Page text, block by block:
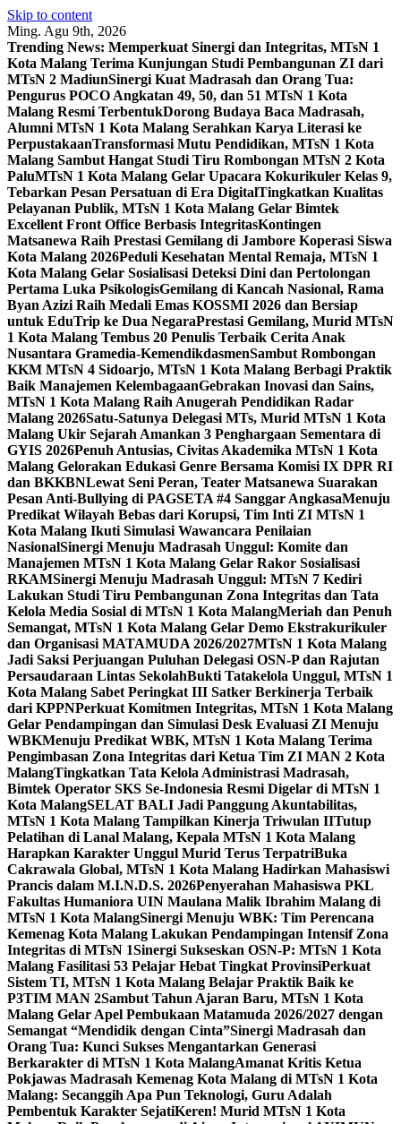
Skip to content
Ming. Agu 9th, 2026
Trending News: Memperkuat Sinergi dan Integritas, MTsN 1
Kota Malang Terima Kunjungan Studi Pembangunan ZI dari
MTsN 2 MadiunSinergi Kuat Madrasah dan Orang Tua:
Pengurus POCO Angkatan 49, 50, dan 51 MTsN 1 Kota
Malang Resmi TerbentukDorong Budaya Baca Madrasah,
Alumni MTsN 1 Kota Malang Serahkan Karya Literasi ke
PerpustakaanTransformasi Mutu Pendidikan, MTsN 1 Kota
Malang Sambut Hangat Studi Tiru Rombongan MTsN 2 Kota
PaluMTsN 1 Kota Malang Gelar Upacara Kokurikuler Kelas 9,
Tebarkan Pesan Persatuan di Era DigitalTingkatkan Kualitas
Pelayanan Publik, MTsN 1 Kota Malang Gelar Bimtek
Excellent Front Office Berbasis IntegritasKontingen
Matsanewa Raih Prestasi Gemilang di Jambore Koperasi Siswa
Kota Malang 2026Peduli Kesehatan Mental Remaja, MTsN 1
Kota Malang Gelar Sosialisasi Deteksi Dini dan Pertolongan
Pertama Luka PsikologisGemilang di Kancah Nasional, Rama
Byan Azizi Raih Medali Emas KOSSMI 2026 dan Bersiap
untuk EduTrip ke Dua NegaraPrestasi Gemilang, Murid MTsN
1 Kota Malang Tembus 20 Penulis Terbaik Cerita Anak
Nusantara Gramedia-KemendikdasmenSambut Rombongan
KKM MTsN 4 Sidoarjo, MTsN 1 Kota Malang Berbagi Praktik
Baik Manajemen KelembagaanGebrakan Inovasi dan Sains,
MTsN 1 Kota Malang Raih Anugerah Pendidikan Radar
Malang 2026Satu-Satunya Delegasi MTs, Murid MTsN 1 Kota
Malang Ukir Sejarah Amankan 3 Penghargaan Sementara di
GYIS 2026Penuh Antusias, Civitas Akademika MTsN 1 Kota
Malang Gelorakan Edukasi Genre Bersama Komisi IX DPR RI
dan BKKBNLewat Seni Peran, Teater Matsanewa Suarakan
Pesan Anti-Bullying di PAGSETA #4 Sanggar AngkasaMenuju
Predikat Wilayah Bebas dari Korupsi, Tim Inti ZI MTsN 1
Kota Malang Ikuti Simulasi Wawancara Penilaian
NasionalSinergi Menuju Madrasah Unggul: Komite dan
Manajemen MTsN 1 Kota Malang Gelar Rakor Sosialisasi
RKAMSinergi Menuju Madrasah Unggul: MTsN 7 Kediri
Lakukan Studi Tiru Pembangunan Zona Integritas dan Tata
Kelola Media Sosial di MTsN 1 Kota MalangMeriah dan Penuh
Semangat, MTsN 1 Kota Malang Gelar Demo Ekstrakurikuler
dan Organisasi MATAMUDA 2026/2027MTsN 1 Kota Malang
Jadi Saksi Perjuangan Puluhan Delegasi OSN-P dan Rajutan
Persaudaraan Lintas SekolahBukti Tatakelola Unggul, MTsN 1
Kota Malang Sabet Peringkat III Satker Berkinerja Terbaik
dari KPPNPerkuat Komitmen Integritas, MTsN 1 Kota Malang
Gelar Pendampingan dan Simulasi Desk Evaluasi ZI Menuju
WBKMenuju Predikat WBK, MTsN 1 Kota Malang Terima
Pengimbasan Zona Integritas dari Ketua Tim ZI MAN 2 Kota
MalangTingkatkan Tata Kelola Administrasi Madrasah,
Bimtek Operator SKS Se-Indonesia Resmi Digelar di MTsN 1
Kota MalangSELAT BALI Jadi Panggung Akuntabilitas,
MTsN 1 Kota Malang Tampilkan Kinerja Triwulan IITutup
Pelatihan di Lanal Malang, Kepala MTsN 1 Kota Malang
Harapkan Karakter Unggul Murid Terus TerpatriBuka
Cakrawala Global, MTsN 1 Kota Malang Hadirkan Mahasiswi
Prancis dalam M.I.N.D.S. 2026Penyerahan Mahasiswa PKL
Fakultas Humaniora UIN Maulana Malik Ibrahim Malang di
MTsN 1 Kota MalangSinergi Menuju WBK: Tim Perencana
Kemenag Kota Malang Lakukan Pendampingan Intensif Zona
Integritas di MTsN 1Sinergi Sukseskan OSN-P: MTsN 1 Kota
Malang Fasilitasi 53 Pelajar Hebat Tingkat ProvinsiPerkuat
Sistem TI, MTsN 1 Kota Malang Belajar Praktik Baik ke
P3TIM MAN 2Sambut Tahun Ajaran Baru, MTsN 1 Kota
Malang Gelar Apel Pembukaan Matamuda 2026/2027 dengan
Semangat “Mendidik dengan Cinta”Sinergi Madrasah dan
Orang Tua: Kunci Sukses Mengantarkan Generasi
Berkarakter di MTsN 1 Kota MalangAmanat Kritis Ketua
Pokjawas Madrasah Kemenag Kota Malang di MTsN 1 Kota
Malang: Secanggih Apa Pun Teknologi, Guru Adalah
Pembentuk Karakter SejatiKeren! Murid MTsN 1 Kota